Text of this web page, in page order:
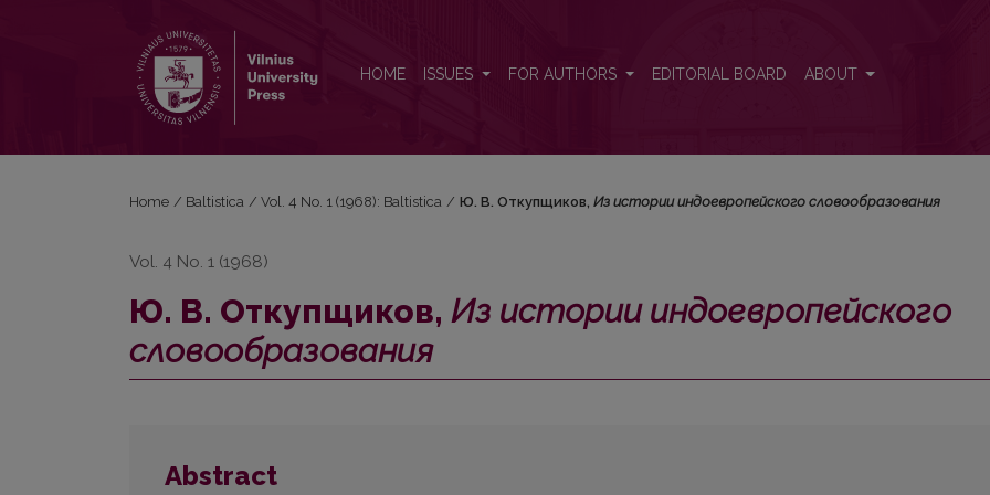
HOME ISSUES FOR AUTHORS EDITORIAL BOARD ABOUT
Home / Baltistica / Vol. 4 No. 1 (1968): Baltistica / Ю. В. Откупщиков, Из истории индоевропейского словообразования
Vol. 4 No. 1 (1968)
Ю. В. Откупщиков, Из истории индоевропейского
словообразования
Abstract